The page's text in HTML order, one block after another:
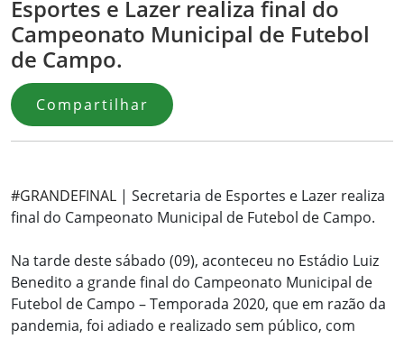
Esportes e Lazer realiza final do
Campeonato Municipal de Futebol
de Campo.
Compartilhar
#GRANDEFINAL | Secretaria de Esportes e Lazer realiza
final do Campeonato Municipal de Futebol de Campo.
Na tarde deste sábado (09), aconteceu no Estádio Luiz
Benedito a grande final do Campeonato Municipal de
Futebol de Campo – Temporada 2020, que em razão da
pandemia, foi adiado e realizado sem público, com